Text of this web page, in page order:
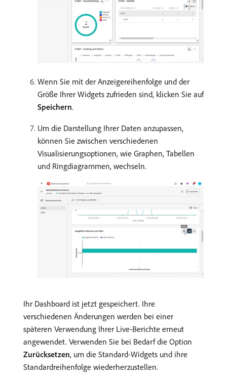
Wenn Sie mit der Anzeigereihenfolge und der
Größe Ihrer Widgets zufrieden sind, klicken Sie auf
Speichern.
Um die Darstellung Ihrer Daten anzupassen,
können Sie zwischen verschiedenen
Visualisierungsoptionen, wie Graphen, Tabellen
und Ringdiagrammen, wechseln.
Ihr Dashboard ist jetzt gespeichert. Ihre
verschiedenen Änderungen werden bei einer
späteren Verwendung Ihrer Live-Berichte erneut
angewendet. Verwenden Sie bei Bedarf die Option
Zurücksetzen, um die Standard-Widgets und ihre
Standardreihenfolge wiederherzustellen.